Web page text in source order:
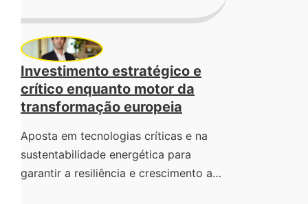
Investimento estratégico e
crítico enquanto motor da
transformação europeia
Aposta em tecnologias críticas e na
sustentabilidade energética para
garantir a resiliência e crescimento a…